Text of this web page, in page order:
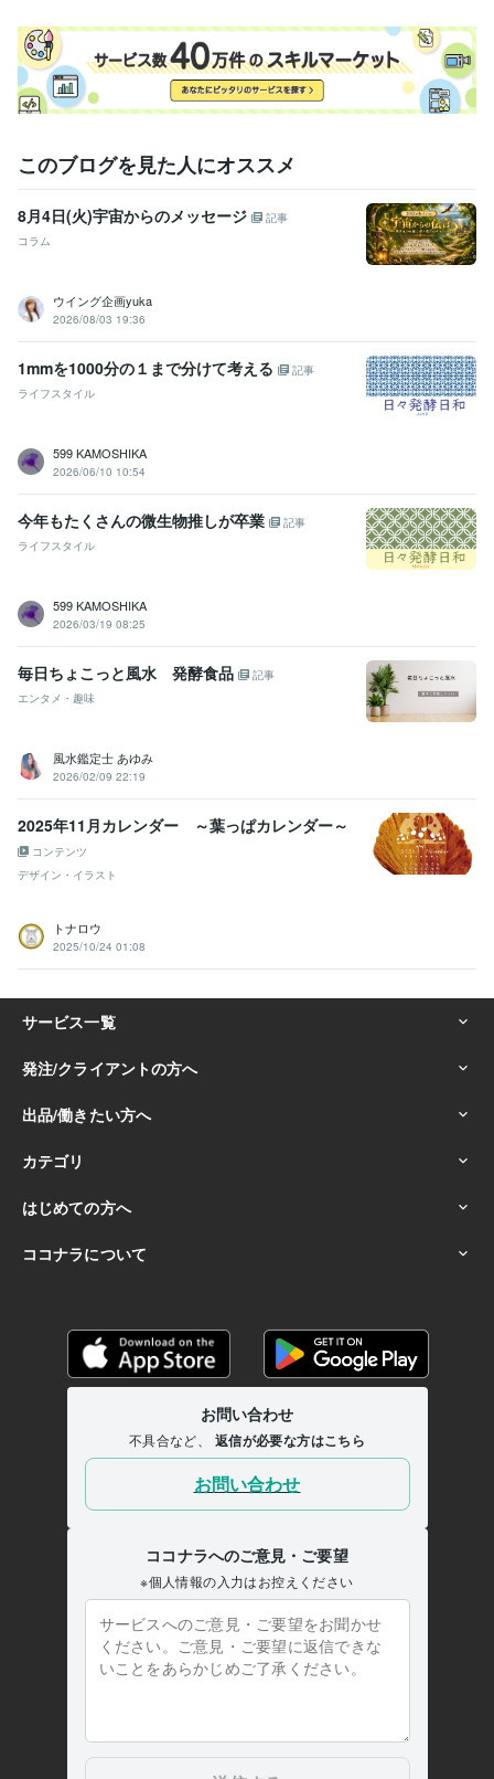
食生活
このブログを見た人にオススメ
8月4日(火)宇宙からのメッセージ
記事
コラム
ウイング企画yuka
2026/08/03 19:36
1mmを1000分の１まで分けて考える
記事
ライフスタイル
599 KAMOSHIKA
2026/06/10 10:54
今年もたくさんの微生物推しが卒業
記事
ライフスタイル
599 KAMOSHIKA
2026/03/19 08:25
毎日ちょこっと風水 発酵食品
記事
エンタメ・趣味
風水鑑定士 あゆみ
2026/02/09 22:19
2025年11月カレンダー ～葉っぱカレンダー～
コンテンツ
デザイン・イラスト
トナロウ
2025/10/24 01:08